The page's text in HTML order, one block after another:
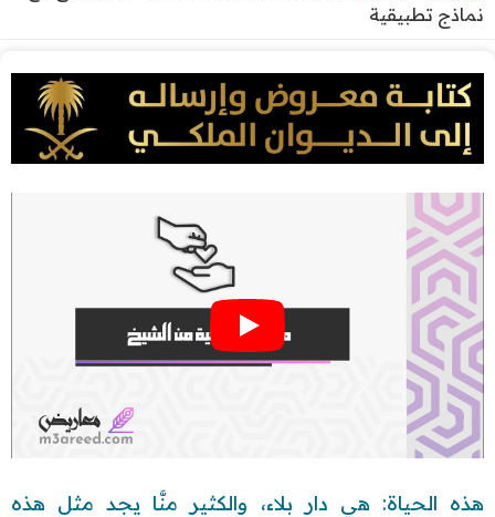
نماذج تطبيقية
هذه الحياة: هي دار بلاء، والكثير منَّا يجد مثل هذه